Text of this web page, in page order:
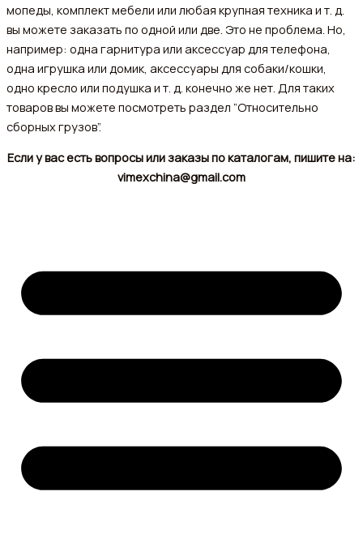
мопеды, комплект мебели или любая крупная техника и т. д.
вы можете заказать по одной или две. Это не проблема. Но,
например: одна гарнитура или аксессуар для телефона,
одна игрушка или домик, аксессуары для собаки/кошки,
одно кресло или подушка и т. д. конечно же нет. Для таких
товаров вы можете посмотреть раздел ”Относительно
сборных грузов”.
Если у вас есть вопросы или заказы по каталогам, пишите на:
vimexchina@gmail.com